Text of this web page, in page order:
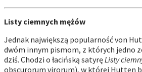
Listy ciemnych mężów
Jednak największą popularność von
dwóm innym pismom, z których jedno
dziś. Chodzi o łacińską satyręListy
obscurorum virorum), w której Hutten